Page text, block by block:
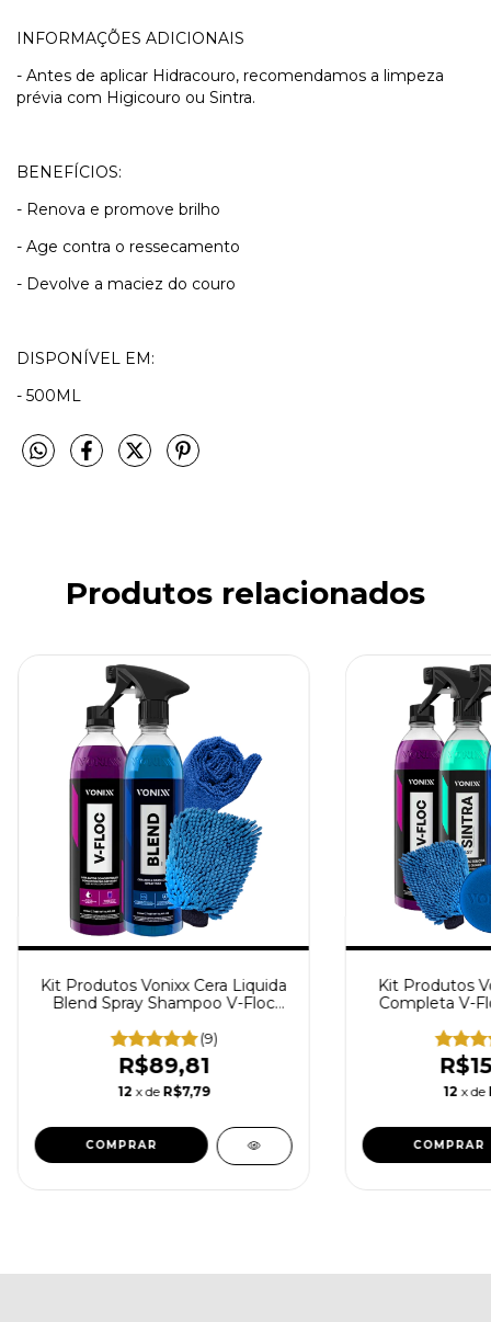
INFORMAÇÕES ADICIONAIS
- Antes de aplicar Hidracouro, recomendamos a limpeza
prévia com Higicouro ou Sintra.
BENEFÍCIOS:
- Renova e promove brilho
- Age contra o ressecamento
- Devolve a maciez do couro
DISPONÍVEL EM:
- 500ML
Produtos relacionados
Kit Produtos Vonixx Cera Liquida
Blend Spray Shampoo V-Floc
(9)
R$89,81
12 x de R$7,79
Kit Produtos
Completa V-
12 x de